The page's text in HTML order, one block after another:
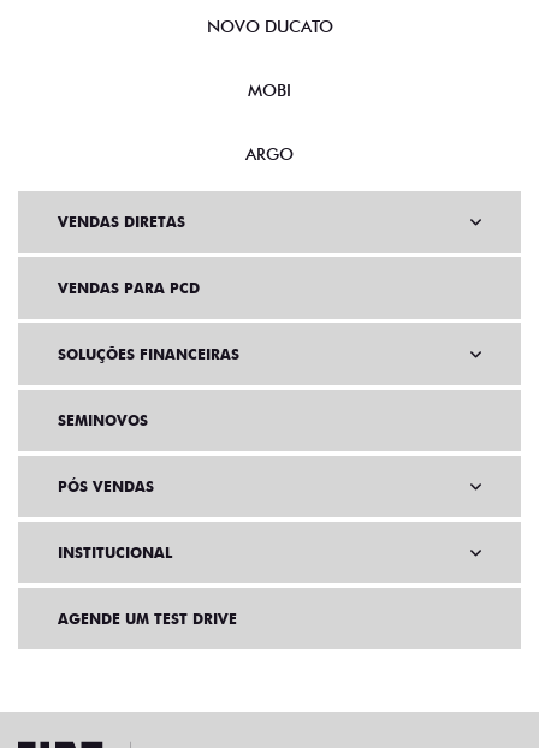
NOVO DUCATO
MOBI
ARGO
VENDAS DIRETAS
VENDAS PARA PCD
SOLUÇÕES FINANCEIRAS
SEMINOVOS
PÓS VENDAS
INSTITUCIONAL
AGENDE UM TEST DRIVE